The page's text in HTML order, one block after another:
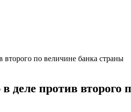
по величине банка страны
против второго